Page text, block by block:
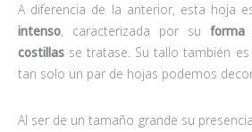
A diferencia de la anterior, esta hoja
intenso, caracterizada por su forma
costillas se tratase. Su tallo también
tan solo un par de hojas podemos
Al ser de un tamaño grande su